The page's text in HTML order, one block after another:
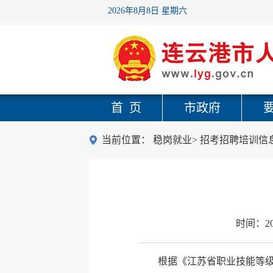
2026年8月8日 星期六
首 页 市政府
当前位置： 稳岗就业> 招考招聘培训信
时间：
根据《江苏省职业技能等